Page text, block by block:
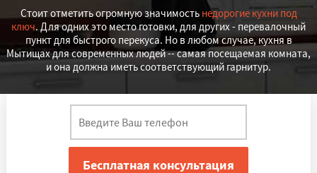
Стоит отметить огромную значимость недорогие кухни под
ключ. Для одних это место готовки, для других - перевалочный
пункт для быстрого перекуса. Но в любом случае, кухня в
Мытищах для современных людей -- самая посещаемая комната,
и она должна иметь соответствующий гарнитур.